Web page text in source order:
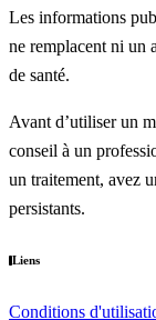
Les informations
ne remplacent ni un
de santé.
Avant d’utiliser un
conseil à un
un traitement, avez
persistants.
Liens
Conditions